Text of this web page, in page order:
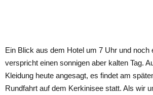
Ein Blick aus dem Hotel um 7 Uhr und noch
verspricht einen sonnigen aber kalten Tag.
Kleidung heute angesagt, es findet am
Rundfahrt auf dem Kerkinisee statt. Als wir